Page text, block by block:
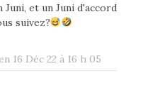
Juni, et un Juni d'accord
suivez?
16 Déc 22 à 16 h 05